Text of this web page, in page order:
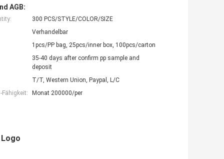
AGB:
300 PCS/STYLE/COLOR/SIZE
Verhandelbar
1pcs/PP bag, 25pcs/inner box, 100pcs/carton
35-40 days after confirm pp sample and
deposit
T/T, Western Union, Paypal, L/C
Monat 200000/per